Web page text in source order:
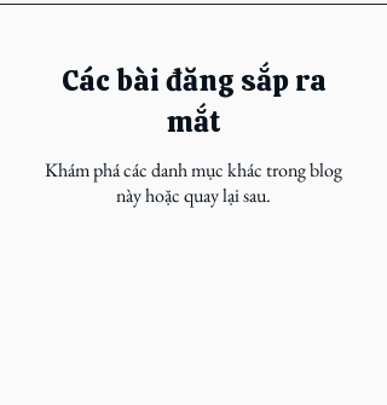
Các bài đăng sắp ra
mắt
Khám phá các danh mục khác trong blog
này hoặc quay lại sau.